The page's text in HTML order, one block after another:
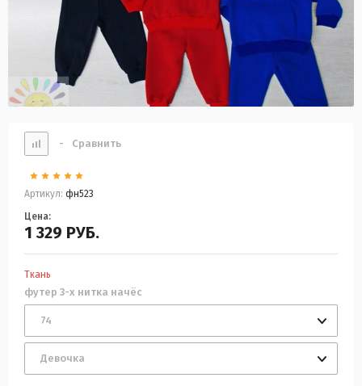
- Сравнить
Артикул: фн523
Цена:
1 329 РУБ.
Ткань
футер 3-х нитка начёс
74
Девочка